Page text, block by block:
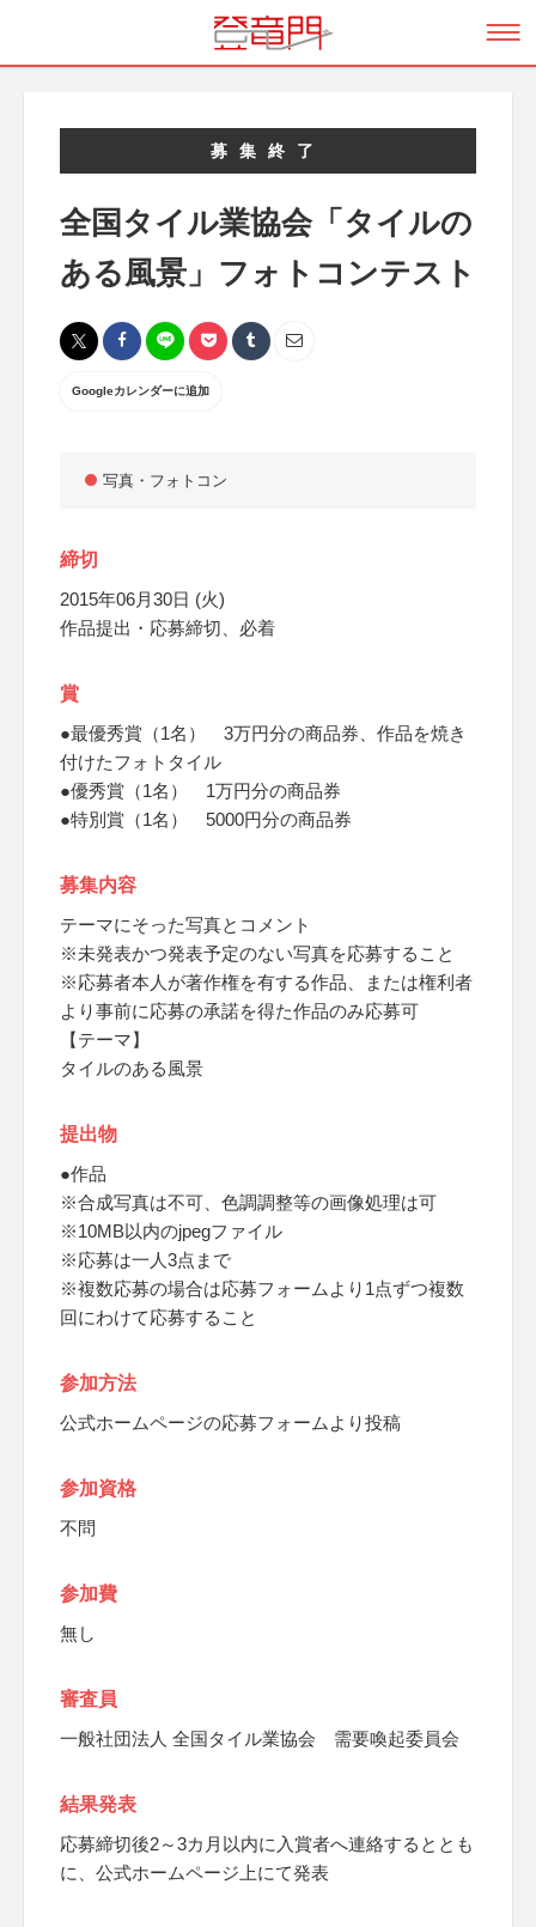
募集終了
全国タイル業協会「タイルの
ある風景」フォトコンテスト
Googleカレンダーに追加
写真・フォトコン
締切
2015年06月30日 (火)
作品提出・応募締切、必着
賞
●最優秀賞（1名） 3万円分の商品券、作品を焼き
付けたフォトタイル
●優秀賞（1名） 1万円分の商品券
●特別賞（1名） 5000円分の商品券
募集内容
テーマにそった写真とコメント
※未発表かつ発表予定のない写真を応募すること
※応募者本人が著作権を有する作品、または権利者
より事前に応募の承諾を得た作品のみ応募可
【テーマ】
タイルのある風景
提出物
●作品
※合成写真は不可、色調調整等の画像処理は可
※10MB以内のjpegファイル
※応募は一人3点まで
※複数応募の場合は応募フォームより1点ずつ複数
回にわけて応募すること
参加方法
公式ホームページの応募フォームより投稿
参加資格
不問
参加費
無し
審査員
一般社団法人 全国タイル業協会 需要喚起委員会
結果発表
応募締切後2～3カ月以内に入賞者へ連絡するととも
に、公式ホームページ上にて発表